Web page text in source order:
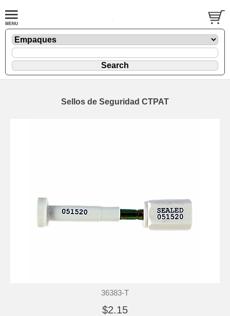
Sellos de Seguridad CTPAT
36383-T
$2.15